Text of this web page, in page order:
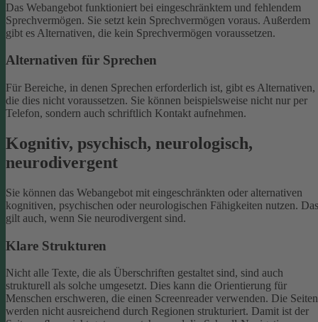
Das Webangebot funktioniert bei eingeschränktem und fehlendem
Sprechvermögen. Sie setzt kein Sprechvermögen voraus. Außerdem
gibt es Alternativen, die kein Sprechvermögen voraussetzen.
Alternativen für Sprechen
Für Bereiche, in denen Sprechen erforderlich ist, gibt es Alternativen,
die dies nicht voraussetzen. Sie können beispielsweise nicht nur per
Telefon, sondern auch schriftlich Kontakt aufnehmen.
Kognitiv, psychisch, neurologisch,
neurodivergent
Sie können das Webangebot mit eingeschränkten oder alternativen
kognitiven, psychischen oder neurologischen Fähigkeiten nutzen. Das
gilt auch, wenn Sie neurodivergent sind.
Klare Strukturen
Nicht alle Texte, die als Überschriften gestaltet sind, sind auch
strukturell als solche umgesetzt. Dies kann die Orientierung für
Menschen erschweren, die einen Screenreader verwenden. Die Seiten
werden nicht ausreichend durch Regionen strukturiert. Damit ist der